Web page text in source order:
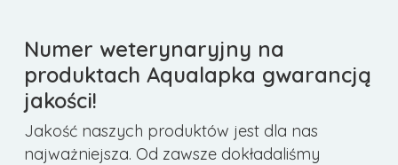
Numer weterynaryjny na
produktach Aqualapka gwarancją
jakości!
Jakość naszych produktów jest dla nas
najważniejsza. Od zawsze dokładaliśmy